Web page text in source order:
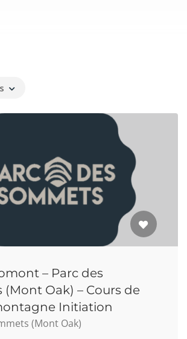
– Parc des
(Mont Oak) – Cours de
Initiation
(Mont Oak)